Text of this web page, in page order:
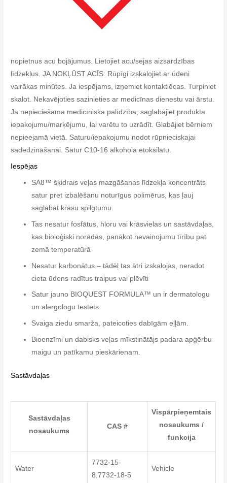
nopietnus acu bojājumus. Lietojiet acu/sejas aizsardzības
līdzekļus. JA NOKĻŪST ACĪS: Rūpīgi izskalojiet ar ūdeni
vairākas minūtes. Ja iespējams, izņemiet kontaktlēcas. Turpiniet
skalot. Nekavējoties sazinieties ar medicīnas dienestu vai ārstu.
Ja nepieciešama medicīniska palīdzība, saglabājiet produkta
iepakojumu/marķējumu, lai varētu to uzrādīt. Glabājiet bērniem
nepieejamā vietā. Saturu/iepakojumu nodot rūpnieciskajai
sadedzināšanai. Satur C10-16 alkohola etoksilātu.
Iespējas
SA8™ šķidrais veļas mazgāšanas līdzekļa koncentrāts
satur pret izbalēšanu noturīgus polimērus, kas ļauj
saglabāt krāsu spilgtumu.
Tas nesatur fosfātus, hloru vai krāsvielas un sastāvdaļas,
kas bioloģiski norādās, panākot nevainojumu tīrību pat
zemā temperatūrā
Nesatur karbonātus – tādēļ tas ātri izskalojas, neradot
cieta ūdens radītus traipus vai plēvīti
Satur jauno BIOQUEST FORMULA™ un ir dermatologu
un alergologu testēts.
Svaiga ziedu smarža, pateicoties dabīgām eļļām.
Bioenzīmi un dabisks veļas mīkstinātājs padara apģērbu
maigu un patīkamu pieskārienam.
Sastāvdaļas
Sastāvdaļas
nosaukums
CAS #
Vispārpieņemtais
nosaukums /
funkcija
Water
7732-15-
8,7732-18-5
Vehicle